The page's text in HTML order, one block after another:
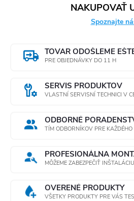
NAKUPOVAŤ
Spoznajte
TOVAR ODOŠLEME
PRE OBJEDNÁVKY DO 11 H
SERVIS PRODUKTOV
VLASTNÍ SERVISNÍ TECHNICI V
ODBORNÉ
TÍM ODBORNÍKOV PRE
PROFESIONÁLNA
MÔŽEME ZABEZPEČIŤ
OVERENÉ PRODUKTY
VŠETKY PRODUKTY PRE VÁS